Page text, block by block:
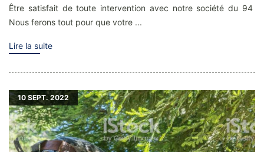
Être satisfait de toute intervention avec notre société du 94
Nous ferons tout pour que votre ...
Lire la suite
10 SEPT. 2022